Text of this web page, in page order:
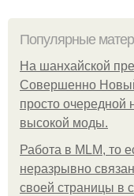
Популярные
На шанхайской
Совершенно
просто очередной
высокой моды.
Работа в MLM, то
неразрывно
своей страницы в